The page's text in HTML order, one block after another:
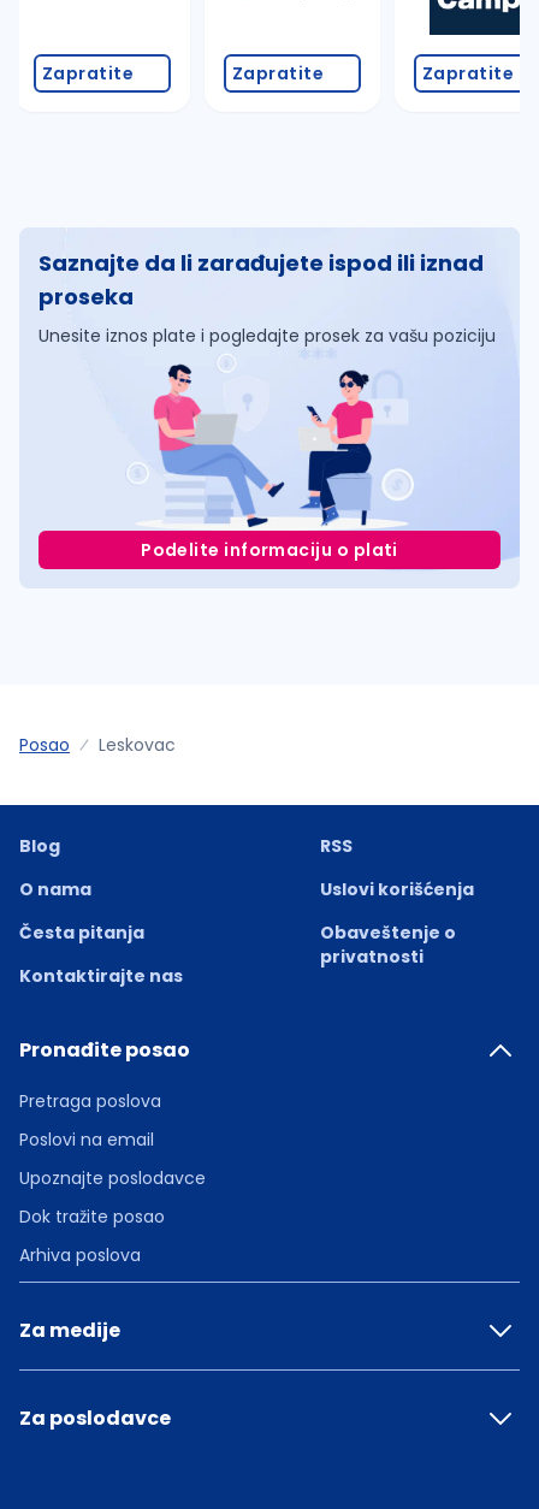
Zapratite Zapratite Zapratite
Saznajte da li zarađujete ispod ili iznad
proseka
Unesite iznos plate i pogledajte prosek za vašu poziciju
Podelite informaciju o plati
Posao Leskovac
Blog
O nama
Česta pitanja
Kontaktirajte nas
RSS
Uslovi korišćenja
Obaveštenje o
privatnosti
Pronađite posao
Pretraga poslova
Poslovi na email
Upoznajte poslodavce
Dok tražite posao
Arhiva poslova
Za medije
Za poslodavce